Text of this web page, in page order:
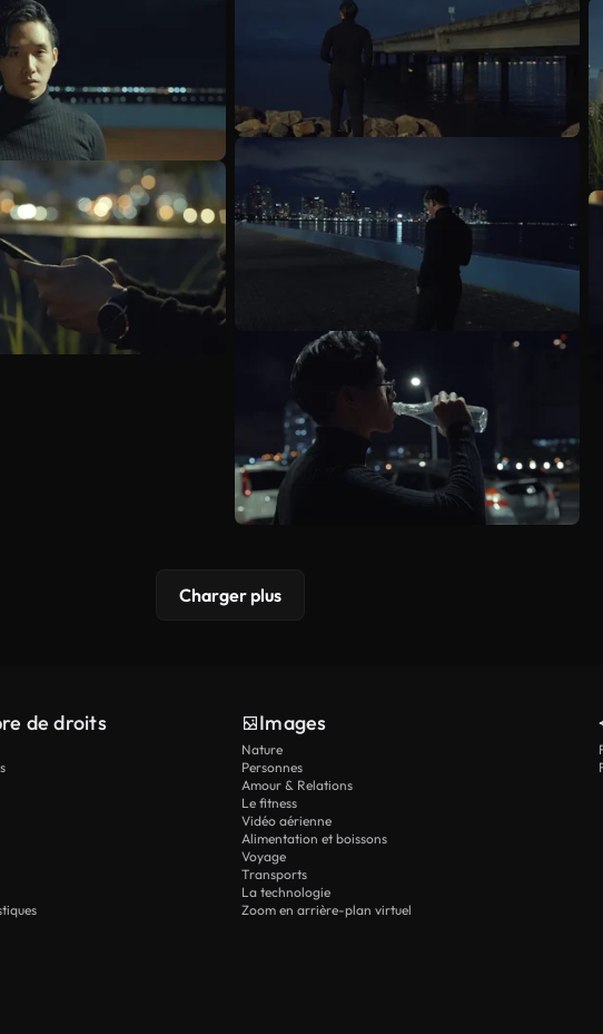
Charger plus
de droits Images
Nature
Personnes
Amour & Relations
Le fitness
Vidéo aérienne
Alimentation et boissons
Voyage
Transports
La technologie
Zoom en arrière-plan virtuel